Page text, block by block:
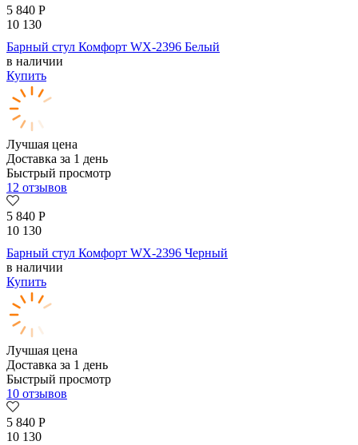
5 840 Р
10 130
Барный стул Комфорт WX-2396 Белый
в наличии
Купить
Лучшая цена
Доставка за 1 день
Быстрый просмотр
12 отзывов
5 840 Р
10 130
Барный стул Комфорт WX-2396 Черный
в наличии
Купить
Лучшая цена
Доставка за 1 день
Быстрый просмотр
10 отзывов
5 840 Р
10 130